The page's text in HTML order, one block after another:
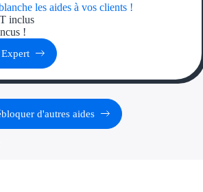
les aides à vos clients !
inclus
!
d'autres aides